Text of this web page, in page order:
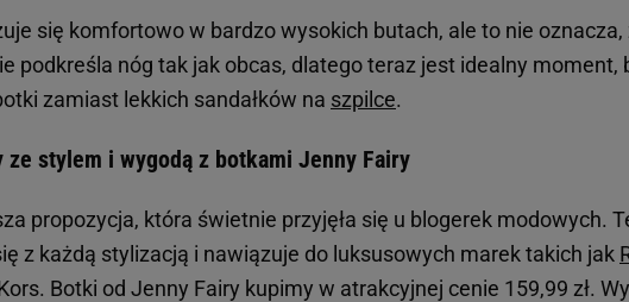
się komfortowo w bardzo wysokich butach, ale to nie oznacza,
podkreśla nóg tak jak obcas, dlatego teraz jest idealny moment,
zamiast lekkich sandałków na szpilce.
ze stylem i wygodą z botkami Jenny Fairy
propozycja, która świetnie przyjęła się u blogerek modowych.
z każdą stylizacją i nawiązuje do luksusowych marek takich jak
Botki od Jenny Fairy kupimy w atrakcyjnej cenie 159,99 zł.